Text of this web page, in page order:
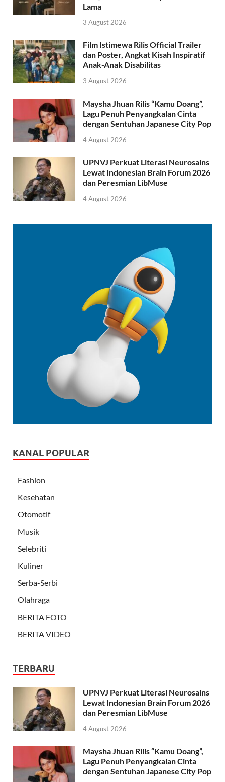
Lama
3 August 2026
Film Istimewa Rilis Official Trailer
dan Poster, Angkat Kisah Inspiratif
Anak-Anak Disabilitas
3 August 2026
Maysha Jhuan Rilis “Kamu Doang”,
Lagu Penuh Penyangkalan Cinta
dengan Sentuhan Japanese City Pop
4 August 2026
UPNVJ Perkuat Literasi Neurosains
Lewat Indonesian Brain Forum 2026
dan Peresmian LibMuse
4 August 2026
KANAL POPULAR
Fashion
Kesehatan
Otomotif
Musik
Selebriti
Kuliner
Serba-Serbi
Olahraga
BERITA FOTO
BERITA VIDEO
TERBARU
UPNVJ Perkuat Literasi Neurosains
Lewat Indonesian Brain Forum 2026
dan Peresmian LibMuse
4 August 2026
Maysha Jhuan Rilis “Kamu Doang”,
Lagu Penuh Penyangkalan Cinta
dengan Sentuhan Japanese City Pop